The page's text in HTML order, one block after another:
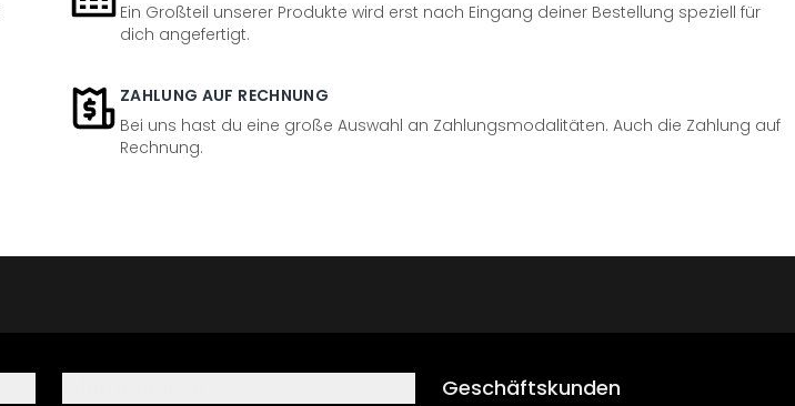
Ein Großteil unserer Produkte wird erst nach Eingang deiner Bestellung speziell für
dich angefertigt.
ZAHLUNG AUF RECHNUNG
Bei uns hast du eine große Auswahl an Zahlungsmodalitäten. Auch die Zahlung auf
Rechnung.
Geschäftskunden